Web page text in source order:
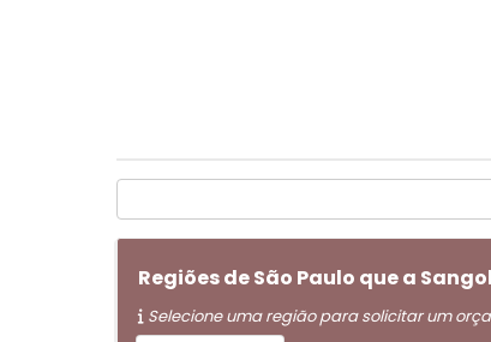
Regiões de São Paulo que a
Selecione uma região para solicitar um